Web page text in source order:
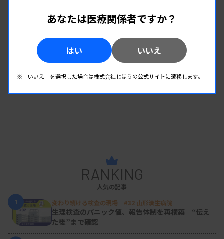
RANKING
人気の記事
1
変わり続ける検査の現場 #32 山形済生病院
生理検査のパニック値、報告体制を再構築 “伝え
た後”まで確認
あなたは医療関係者ですか？
はい いいえ
※「いいえ」を選択した場合は株式会社じほうの公式サイトに遷移します。